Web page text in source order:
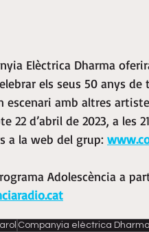
Elèctrica Dharma
els seus 50 anys
escenari amb altres
22 d’abril de 2023, a les
a la web del grup:
Adolescència a
Companyia elèctrica Dharma